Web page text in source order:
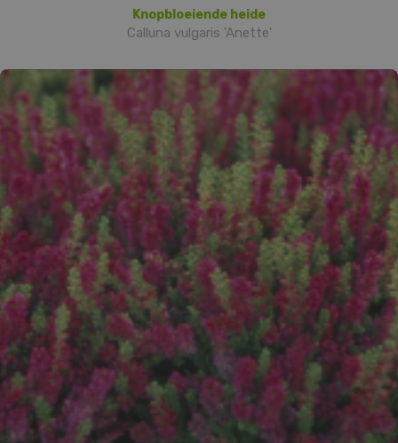
Knopbloeiende heide
Calluna vulgaris 'Anette'